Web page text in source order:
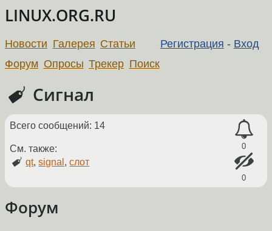
LINUX.ORG.RU
Регистрация - Вход
Новости Галерея Статьи
Форум Опросы Трекер Поиск
Сигнал
0
0
Всего сообщений: 14
См. также:
qt,signal ,слот
Форум